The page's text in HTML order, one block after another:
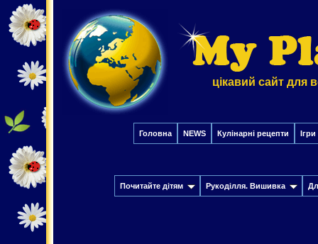
цікавий сайт для
Головна NEWS Кулінарні рецепти
Почитайте дітям Рукоділля. Вишивка